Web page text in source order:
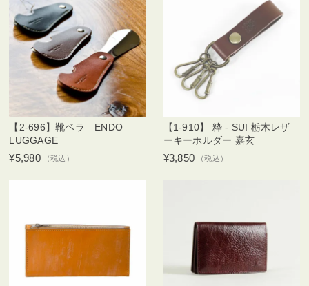
【2-696】靴ベラ ENDO
LUGGAGE
¥5,980 （税込）
【1-910】 粋 - SUI 栃木レザ
ーキーホルダー 嘉玄
¥3,850 （税込）